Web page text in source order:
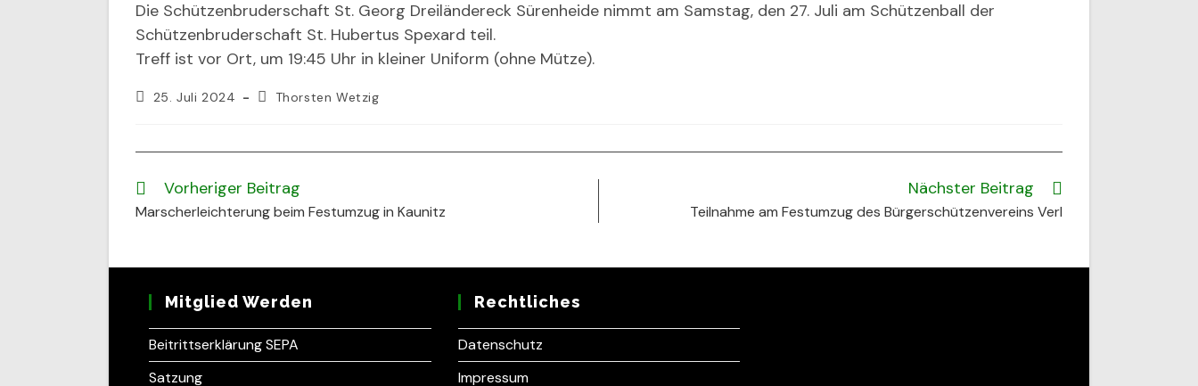
Die Schützenbruderschaft St. Georg Dreiländereck Sürenheide nimmt am Samstag, den 27. Juli am Schützenball der
Schützenbruderschaft St. Hubertus Spexard teil.
Treff ist vor Ort, um 19:45 Uhr in kleiner Uniform (ohne Mütze).
Beitrag
25. Juli 2024
Beitrags-
Thorsten Wetzig
Weitere
Artikel
Vorheriger Beitrag
Marscherleichterung beim Festumzug in Kaunitz
Nächster Beitrag
Teilnahme am Festumzug des Bürgerschützenvereins Verl
Mitglied Werden
Beitrittserklärung SEPA
Satzung
Rechtliches
Datenschutz
Impressum